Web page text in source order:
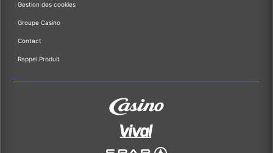
Gestion des cookies
Groupe Casino
Contact
Rappel Produit